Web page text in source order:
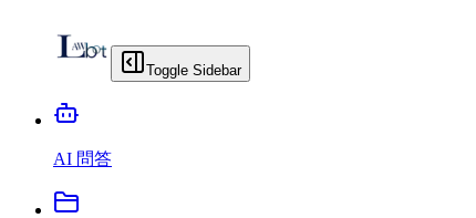
Toggle Sidebar
AI 問答